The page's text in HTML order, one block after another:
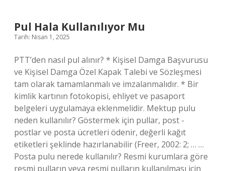
Pul Hala Kullanılıyor Mu
Tarih: Nisan 1, 2025
PTT’den nasıl pul alınır? * Kişisel Damga Başvurusu
ve Kişisel Damga Özel Kapak Talebi ve Sözleşmesi
tam olarak tamamlanmalı ve imzalanmalıdır. * Bir
kimlik kartının fotokopisi, ehliyet ve pasaport
belgeleri uygulamaya eklenmelidir. Mektup pulu
neden kullanılır? Göstermek için pullar, post -
postlar ve posta ücretleri ödenir, değerli kağıt
etiketleri şeklinde hazırlanabilir (Freer, 2002: 2; … …
Posta pulu nerede kullanılır? Resmi kurumlara göre
resmi pulların veya resmi pulların kullanılması için